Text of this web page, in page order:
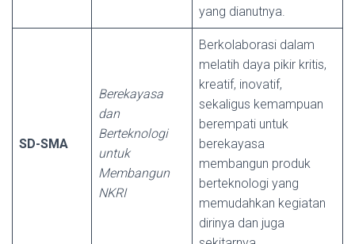
yang dianutnya.
SD-SMA
Berekayasa
dan
Berteknologi
untuk
Membangun
NKRI
Berkolaborasi dalam
melatih daya pikir kritis,
kreatif, inovatif,
sekaligus kemampuan
berempati untuk
berekayasa
membangun produk
berteknologi yang
memudahkan kegiatan
dirinya dan juga